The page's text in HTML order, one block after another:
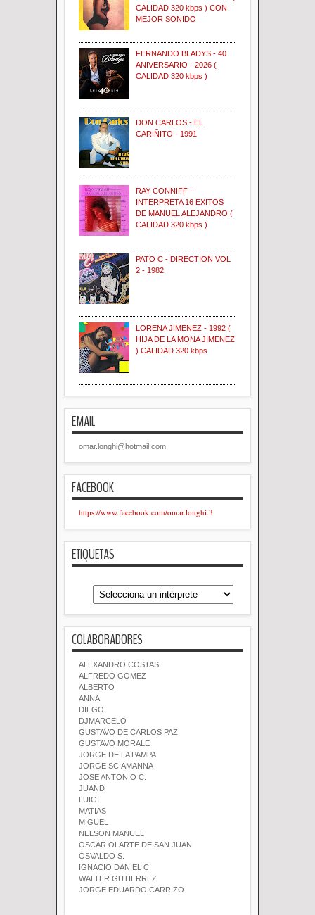
CALIDAD 320 kbps ) CON
MEJOR SONIDO
FERNANDO BLADYS - 40
ANIVERSARIO - 2026 (
CALIDAD 320 kbps )
DON CARLOS - EL
CARIÑITO - 1991
RAY CONNIFF -
INTERPRETA 16 EXITOS
DE MANUEL ALEJANDRO (
CALIDAD 320 kbps )
PATO C - DIRECTION VOL
2 - 1982
LORENA JIMENEZ - 1992 (
HIJA DE LA MONA JIMENEZ
) CALIDAD 320 kbps
EMAIL
omar.longhi@hotmail.com
FACEBOOK
https://www.facebook.com/omar.longhi.3
ETIQUETAS
COLABORADORES
ALEXANDRO COSTAS
ALFREDO GOMEZ
ALBERTO
ANNA
DIEGO
DJMARCELO
GUSTAVO DE CARLOS PAZ
GUSTAVO MORALE
JORGE DE LA PAMPA
JORGE SCIAMANNA
JOSE ANTONIO C.
JUAND
LUIGI
MATIAS
MIGUEL
NELSON MANUEL
OSCAR OLARTE DE SAN JUAN
OSVALDO S.
IGNACIO DANIEL C.
WALTER GUTIERREZ
JORGE EDUARDO CARRIZO